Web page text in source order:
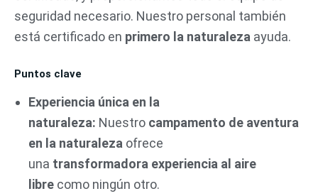
seguridad necesario. Nuestro personal también
está certificado en primero la naturaleza ayuda.
Puntos clave
Experiencia única en la
naturaleza: Nuestro campamento de aventura
en la naturaleza ofrece
una transformadora experiencia al aire
libre como ningún otro.